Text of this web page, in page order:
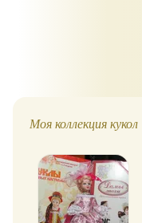
Моя коллекция кукол